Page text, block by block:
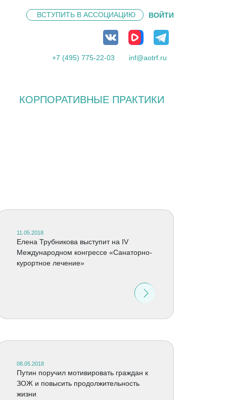
ВСТУПИТЬ В АССОЦИАЦИЮ ВОЙТИ
+7 (495) 775-22-03 inf@aotrf.ru
КОРПОРАТИВНЫЕ ПРАКТИКИ
11.05.2018
Елена Трубникова выступит на IV
Международном конгрессе «Санаторно-
курортное лечение»
08.05.2018
Путин поручил мотивировать граждан к
ЗОЖ и повысить продолжительность
жизни